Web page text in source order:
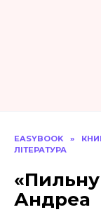
EASYBOOK »
ЛІТЕРАТУРА
Андреа